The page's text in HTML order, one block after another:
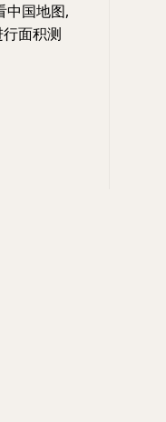
中国地图,
面积测